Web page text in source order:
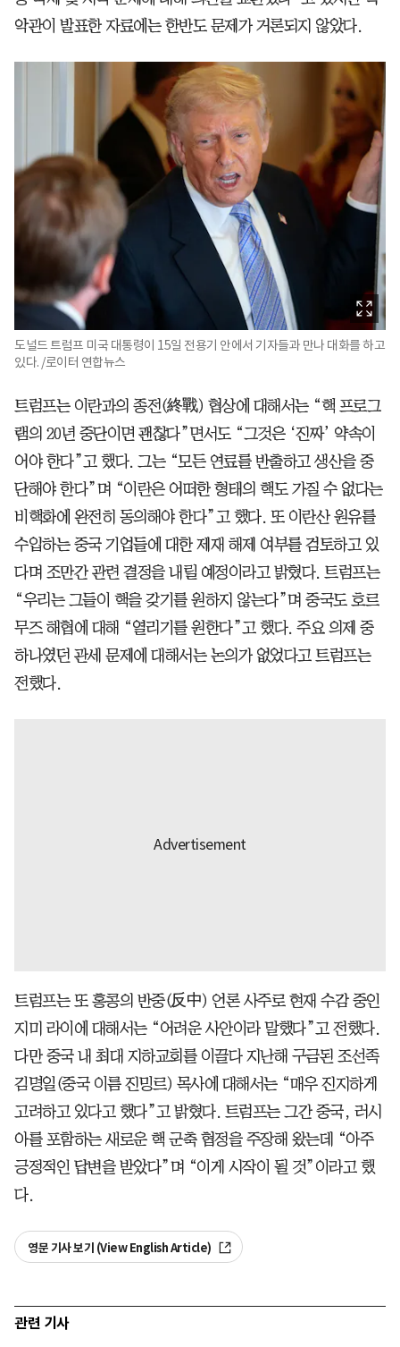
악관이 발표한 자료에는 한반도 문제가 거론되지 않았다.
도널드 트럼프 미국 대통령이 15일 전용기 안에서 기자들과 만나 대화를 하고
있다. /로이터 연합뉴스
트럼프는 이란과의 종전(終戰) 협상에 대해서는 “핵 프로그
램의 20년 중단이면 괜찮다”면서도 “그것은 ‘진짜’ 약속이
어야 한다”고 했다. 그는 “모든 연료를 반출하고 생산을 중
단해야 한다”며 “이란은 어떠한 형태의 핵도 가질 수 없다는
비핵화에 완전히 동의해야 한다”고 했다. 또 이란산 원유를
수입하는 중국 기업들에 대한 제재 해제 여부를 검토하고 있
다며 조만간 관련 결정을 내릴 예정이라고 밝혔다. 트럼프는
“우리는 그들이 핵을 갖기를 원하지 않는다”며 중국도 호르
무즈 해협에 대해 “열리기를 원한다”고 했다. 주요 의제 중
하나였던 관세 문제에 대해서는 논의가 없었다고 트럼프는
전했다.
트럼프는 또 홍콩의 반중(反中) 언론 사주로 현재 수감 중인
지미 라이에 대해서는 “어려운 사안이라 말했다”고 전했다.
다만 중국 내 최대 지하교회를 이끌다 지난해 구금된 조선족
김명일(중국 이름 진밍르) 목사에 대해서는 “매우 진지하게
고려하고 있다고 했다”고 밝혔다. 트럼프는 그간 중국, 러시
아를 포함하는 새로운 핵 군축 협정을 주장해 왔는데 “아주
긍정적인 답변을 받았다”며 “이게 시작이 될 것”이라고 했
다.
영문 기사 보기 (View English Article)
관련 기사